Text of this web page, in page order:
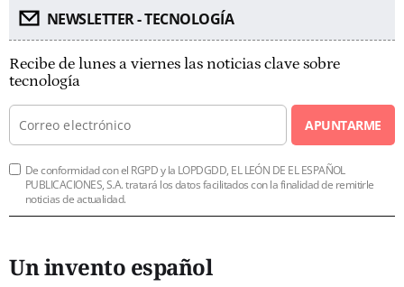
NEWSLETTER - TECNOLOGÍA
Recibe de lunes a viernes las noticias clave sobre
tecnología
APUNTARME
De conformidad con el RGPD y la LOPDGDD, EL LEÓN DE EL ESPAÑOL
PUBLICACIONES, S.A. tratará los datos facilitados con la finalidad de remitirle
noticias de actualidad.
Un invento español